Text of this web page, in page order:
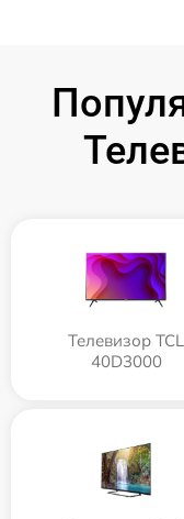
Телевизор TCL
40D3000